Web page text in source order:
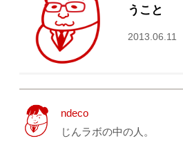
うこと
2013.06.11
ndeco
じんラボの中の人。